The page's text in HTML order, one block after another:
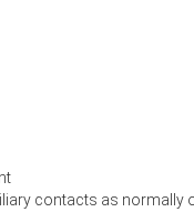
contacts as normally